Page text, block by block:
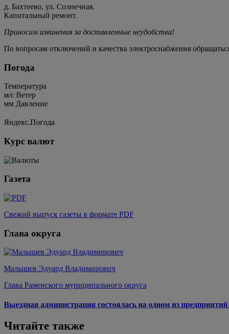
д. Бахтеево, ул. Солнечная.
Капитальный ремонт.
Приносим извинения за доставленные неудобства!
По вопросам отключений и качества электроснабжения
Погода
Температура
м/c Ветер
мм Давление
Яндекс.Погода
Курс валют
Газета
Свежий выпуск газеты в формате PDF
Глава округа
Малышев Эдуард Владимирович
Глава Раменского муниципального округа
Выездная администрация состоялась на одном из предприятий
Читайте также